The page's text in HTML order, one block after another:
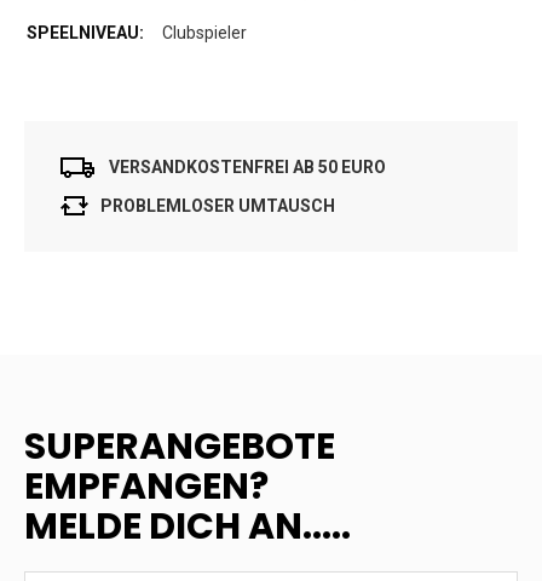
Clubspieler
VERSANDKOSTENFREI AB 50 EURO
PROBLEMLOSER UMTAUSCH
SUPERANGEBOTE
EMPFANGEN?
MELDE DICH AN.....